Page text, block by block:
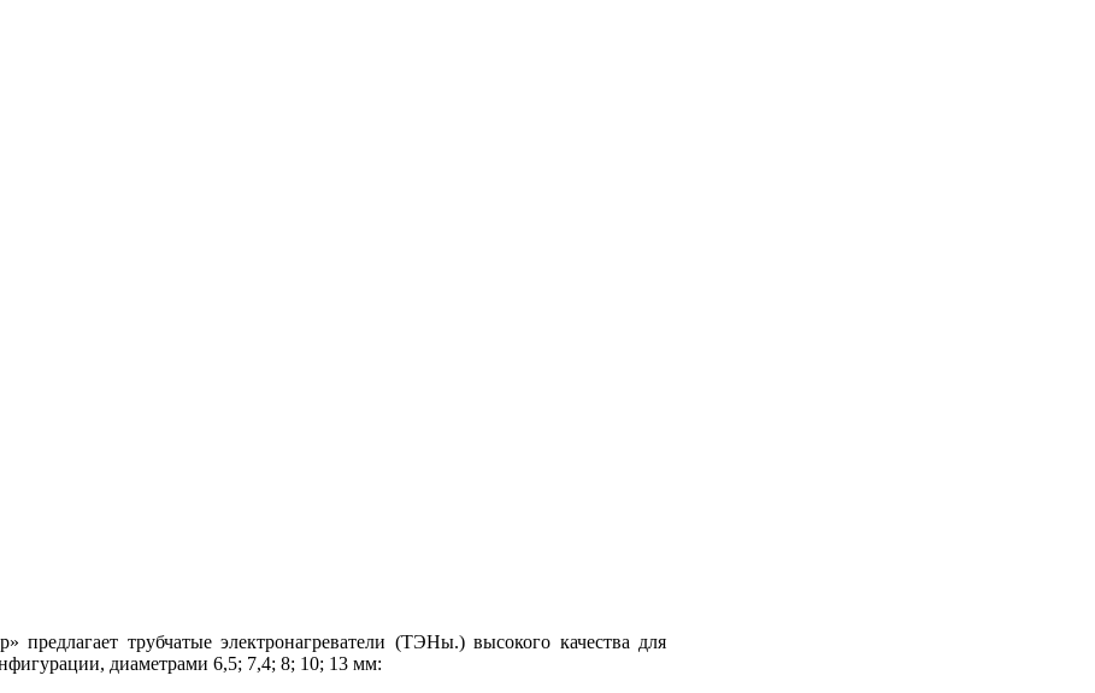
трубчатые электронагреватели (ТЭНы.) высокого качества для
диаметрами 6,5; 7,4; 8; 10; 13 мм: